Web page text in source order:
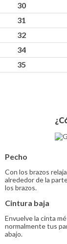
30
31
32
34
35
Pecho
Con los brazos
alrededor de la
los brazos.
Cintura baja
Envuelve la cinta
normalmente tus
abajo.